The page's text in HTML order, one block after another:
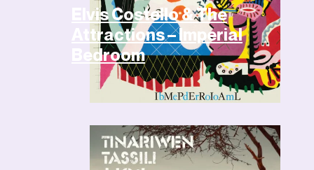
Elvis Costello & The
Attractions – Imperial
Bedroom